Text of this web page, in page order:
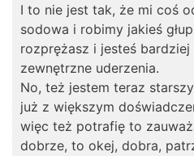
I to nie jest tak, że mi coś
sodowa i robimy jakieś
rozprężasz i jesteś
zewnętrzne uderzenia.
No, też jestem teraz
już z większym
więc też potrafię to
dobrze, to okej, dobra,